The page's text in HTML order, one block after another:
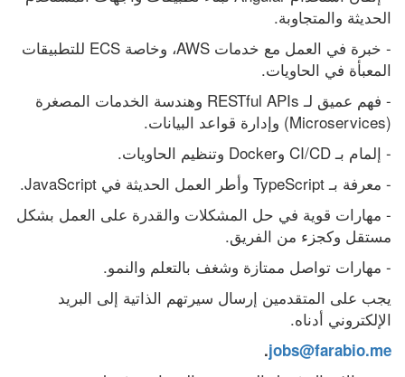
الحديثة والمتجاوبة.
المعبأة في الحاويات.
(Microservices) وإدارة قواعد البيانات.
- إلمام بـ CI/CD وDocker وتنظيم الحاويات.
- معرفة بـ TypeScript وأطر العمل الحديثة في JavaScript.
مستقل وكجزء من الفريق.
- مهارات تواصل ممتازة وشغف بالتعلم والنمو.
الإلكتروني أدناه.
jobs@farabio.me
.